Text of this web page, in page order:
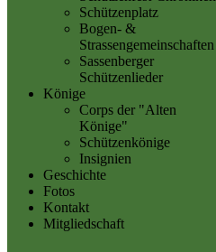
Schützenplatz
Bogen- &
Strassengemeinschaften
Sassenberger
Schützenlieder
Könige
Corps der "Alten
Könige"
Schützenkönige
Insignien
Geschichte
Fotos
Kontakt
Mitgliedschaft